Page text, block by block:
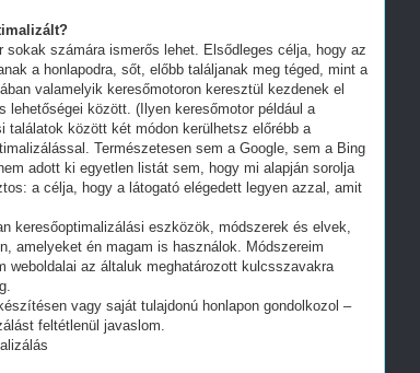
számára ismerős lehet. Elsődleges célja, hogy az
a honlapodra, sőt, előbb találjanak meg téged, mint a
valamelyik keresőmotoron keresztül kezdenek el
között. (Ilyen keresőmotor például a
találatok között két módon kerülhetsz előrébb a
Természetesen sem a Google, sem a Bing
adott ki egyetlen listát sem, hogy mi alapján sorolja
a célja, hogy a látogató elégedett legyen azzal, amit
keresőoptimalizálási eszközök, módszerek és elvek,
amelyeket én magam is használok. Módszereim
weboldalai az általuk meghatározott kulcsszavakra
vagy saját tulajdonú honlapon gondolkozol –
feltétlenül javaslom.